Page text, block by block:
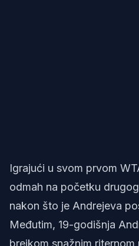
Igrajući u svom prvom
odmah na početku
nakon što je Andrejeva
Međutim, 19-godišnja
brejkom snažnim